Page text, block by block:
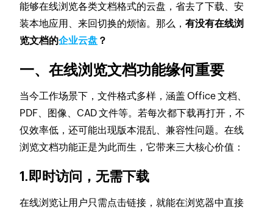
能够在线浏览各类文档格式的云盘，省去了下载、安
装本地应用、来回切换的烦恼。那么，有没有在线浏
览文档的企业云盘 ？
一、在线浏览文档功能缘何重要
当今工作场景下，文件格式多样，涵盖 Office 文档、
PDF、图像、CAD 文件等。若每次都下载再打开，不
仅效率低，还可能出现版本混乱、兼容性问题。在线
浏览文档功能正是为此而生，它带来三大核心价值：
1.即时访问，无需下载
在线浏览让用户只需点击链接，就能在浏览器中直接